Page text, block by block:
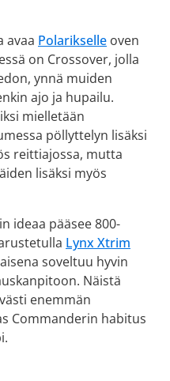
avaa Polarikselle oven
on Crossover, jolla
ynnä muiden
ajo ja hupailu.
mielletään
pöllyttelyn lisäksi
reittiajossa, mutta
lisäksi myös
ideaa pääsee 800-
Lynx Xtrim
soveltuu hyvin
Näistä
enemmän
Commanderin habitus